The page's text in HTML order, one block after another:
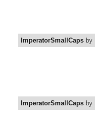
ImperatorSmallCaps by
ImperatorSmallCaps by